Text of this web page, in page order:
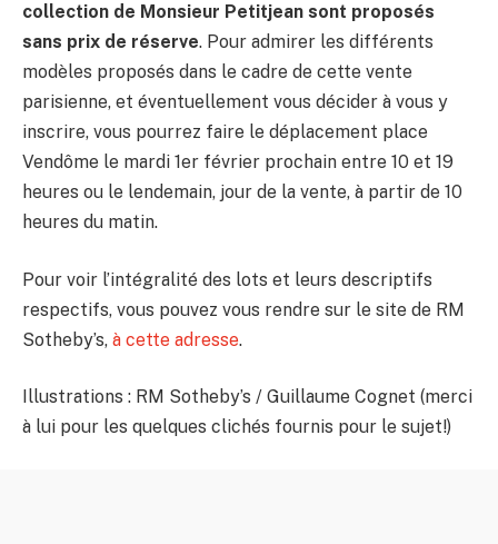
collection de Monsieur Petitjean sont proposés
sans prix de réserve. Pour admirer les différents
modèles proposés dans le cadre de cette vente
parisienne, et éventuellement vous décider à vous y
inscrire, vous pourrez faire le déplacement place
Vendôme le mardi 1er février prochain entre 10 et 19
heures ou le lendemain, jour de la vente, à partir de 10
heures du matin.
Pour voir l’intégralité des lots et leurs descriptifs
respectifs, vous pouvez vous rendre sur le site de RM
Sotheby’s, à cette adresse.
Illustrations : RM Sotheby’s / Guillaume Cognet (merci
à lui pour les quelques clichés fournis pour le sujet!)